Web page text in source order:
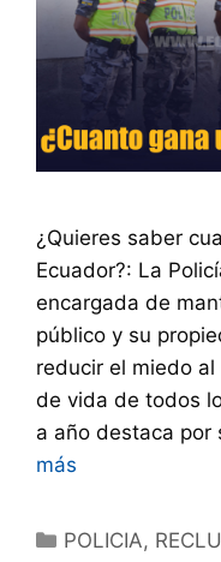
¿Quieres saber
Ecuador?: La
encargada de
público y su
reducir el miedo
de vida de todos
a año destaca
más
POLICIA,